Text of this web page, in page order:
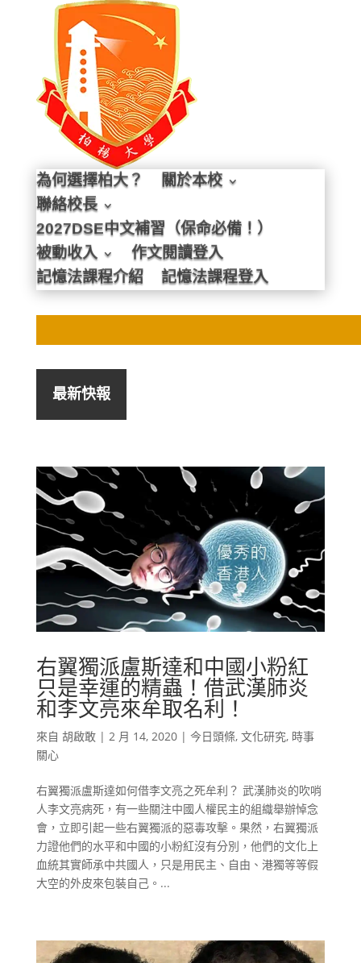
為何選擇柏大？
關於本校
聯絡校長
2027DSE中文補習（保命必備！）
被動收入
作文閱讀登入
記憶法課程介紹
記憶法課程登入
最新快報
右翼獨派盧斯達和中國小粉紅
只是幸運的精蟲！借武漢肺炎
和李文亮來牟取名利！
來自 胡啟敢| 2 月 14, 2020| 今日頭條, 文化研究, 時事
關心
右翼獨派盧斯達如何借李文亮之死牟利？ 武漢肺炎的吹哨
人李文亮病死，有一些關注中國人權民主的組織舉辦悼念
會，立即引起一些右翼獨派的惡毒攻擊。果然，右翼獨派
力證他們的水平和中國的小粉紅沒有分別，他們的文化上
血統其實師承中共國人，只是用民主、自由、港獨等等假
大空的外皮來包裝自己。...